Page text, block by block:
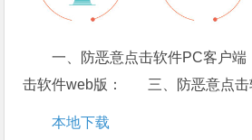
一、防恶意点击软件PC客
击软件web版： 三、防恶意点击
本地下载